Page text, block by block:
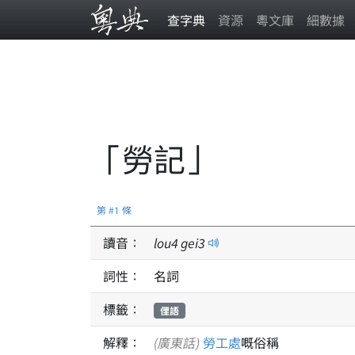
查字典 資源 粵文庫 細數據
「勞記」
第 #1 條
讀音： lou4gei3
詞性：
名詞
標籤：
俚語
解釋： (廣東話) 勞工處嘅俗稱